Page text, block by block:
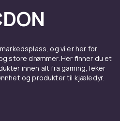
og vi er her for
store drømmer. Her finner du et
innen alt fra gaming, leker
og produkter til kjæledyr.